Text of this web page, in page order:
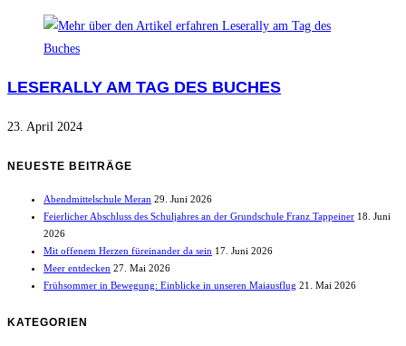
LESERALLY AM TAG DES BUCHES
23. April 2024
NEUESTE BEITRÄGE
Abendmittelschule Meran 29. Juni 2026
Feierlicher Abschluss des Schuljahres an der Grundschule Franz Tappeiner 18. Juni
2026
Mit offenem Herzen füreinander da sein 17. Juni 2026
Meer entdecken 27. Mai 2026
Frühsommer in Bewegung: Einblicke in unseren Maiausflug 21. Mai 2026
KATEGORIEN